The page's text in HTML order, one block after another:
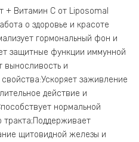
+ Витамин С от Liposomal
о здоровье и красоте
гормональный фон и
защитные функции иммунной
выносливость и
заживление
действие и
нормальной
щитовидной железы и